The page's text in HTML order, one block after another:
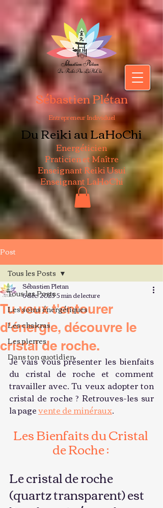
Sébastien Plétan
Entrepreneur Individuel
Du Reiki au LaHoChi
Energéticien
Praticien et Maître
Enseignant Reiki Usui
Enseignant LaHoChi
Post
Tous les Posts
Les soins énergétiques
Les chakras
Les pierres
Dans ton quotidien
Tous les Posts
Tu veux t'entourer
d'énergie, découvre le
cristal de roche.
Sébastien Pletan
6 déc. 20255 min de lecture
Je vais vous présenter les bienfaits
du cristal de roche et comment
travailler avec. Tu veux adopter ton
cristal de roche ? Retrouves-les sur
la page vente de minéraux.
Les Bienfaits du Cristal
de Roche :
Le cristal de roche
(quartz transparent) est